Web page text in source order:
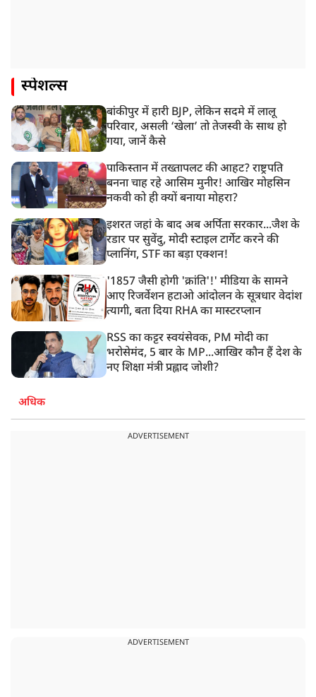
स्पेशल्स
बांकीपुर में हारी BJP, लेकिन सदमे में लालू
परिवार, असली ‘खेला’ तो तेजस्वी के साथ हो
गया, जानें कैसे
पाकिस्तान में तख्तापलट की आहट? राष्ट्रपति
बनना चाह रहे आसिम मुनीर! आखिर मोहसिन
नकवी को ही क्यों बनाया मोहरा?
इशरत जहां के बाद अब अर्पिता सरकार...जैश के
रडार पर सुवेंदु, मोदी स्टाइल टार्गेट करने की
प्लानिंग, STF का बड़ा एक्शन!
'1857 जैसी होगी 'क्रांति'!' मीडिया के सामने
आए रिजर्वेशन हटाओ आंदोलन के सूत्रधार वेदांश
त्यागी, बता दिया RHA का मास्टरप्लान
RSS का कट्टर स्वयंसेवक, PM मोदी का
भरोसेमंद, 5 बार के MP...आखिर कौन हैं देश के
नए शिक्षा मंत्री प्रह्लाद जोशी?
अधिक
ADVERTISEMENT
ADVERTISEMENT